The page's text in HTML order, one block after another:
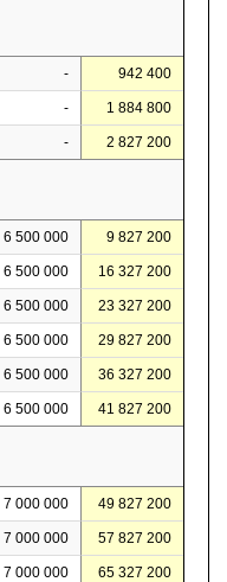
- 942 400
- 1 884 800
- 2 827 200
6 500 000 9 827 200
6 500 000 16 327 200
6 500 000 23 327 200
6 500 000 29 827 200
6 500 000 36 327 200
6 500 000 41 827 200
7 000 000 49 827 200
7 000 000 57 827 200
7 000 000 65 327 200